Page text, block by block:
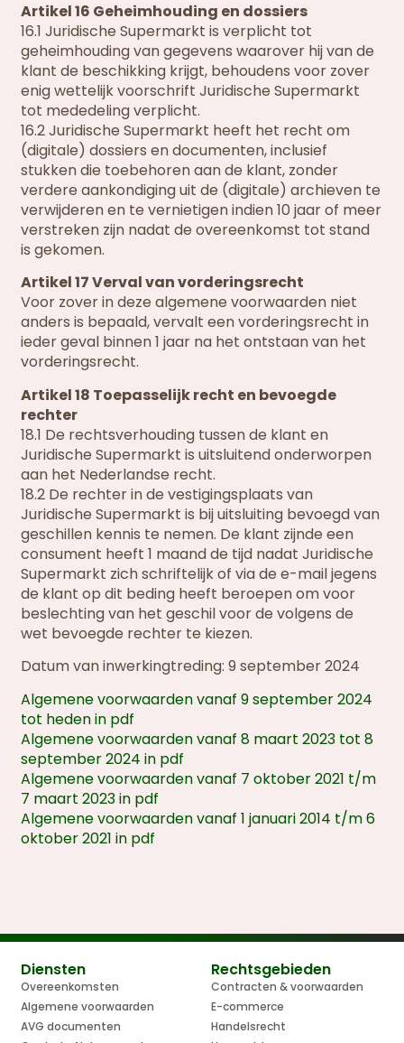
Artikel 16 Geheimhouding en dossiers
16.1 Juridische Supermarkt is verplicht tot
geheimhouding van gegevens waarover hij van de
klant de beschikking krijgt, behoudens voor zover
enig wettelijk voorschrift Juridische Supermarkt
tot mededeling verplicht.
16.2 Juridische Supermarkt heeft het recht om
(digitale) dossiers en documenten, inclusief
stukken die toebehoren aan de klant, zonder
verdere aankondiging uit de (digitale) archieven te
verwijderen en te vernietigen indien 10 jaar of meer
verstreken zijn nadat de overeenkomst tot stand
is gekomen.
Artikel 17 Verval van vorderingsrecht
Voor zover in deze algemene voorwaarden niet
anders is bepaald, vervalt een vorderingsrecht in
ieder geval binnen 1 jaar na het ontstaan van het
vorderingsrecht.
Artikel 18 Toepasselijk recht en bevoegde
rechter
18.1 De rechtsverhouding tussen de klant en
Juridische Supermarkt is uitsluitend onderworpen
aan het Nederlandse recht.
18.2 De rechter in de vestigingsplaats van
Juridische Supermarkt is bij uitsluiting bevoegd van
geschillen kennis te nemen. De klant zijnde een
consument heeft 1 maand de tijd nadat Juridische
Supermarkt zich schriftelijk of via de e-mail jegens
de klant op dit beding heeft beroepen om voor
beslechting van het geschil voor de volgens de
wet bevoegde rechter te kiezen.
Datum van inwerkingtreding: 9 september 2024
Algemene voorwaarden vanaf 9 september 2024
tot heden in pdf
Algemene voorwaarden vanaf 8 maart 2023 tot 8
september 2024 in pdf
Algemene voorwaarden vanaf 7 oktober 2021 t/m
7 maart 2023 in pdf
Algemene voorwaarden vanaf 1 januari 2014 t/m 6
oktober 2021 in pdf
Diensten
Overeenkomsten
Algemene voorwaarden
AVG documenten
Rechtsgebieden
Contracten & voorwaarden
E-commerce
Handelsrecht